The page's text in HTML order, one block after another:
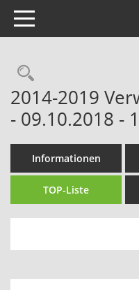
Toggle navigation
2014-2019
- 09.10.2018 -
Informationen
TOP-Liste